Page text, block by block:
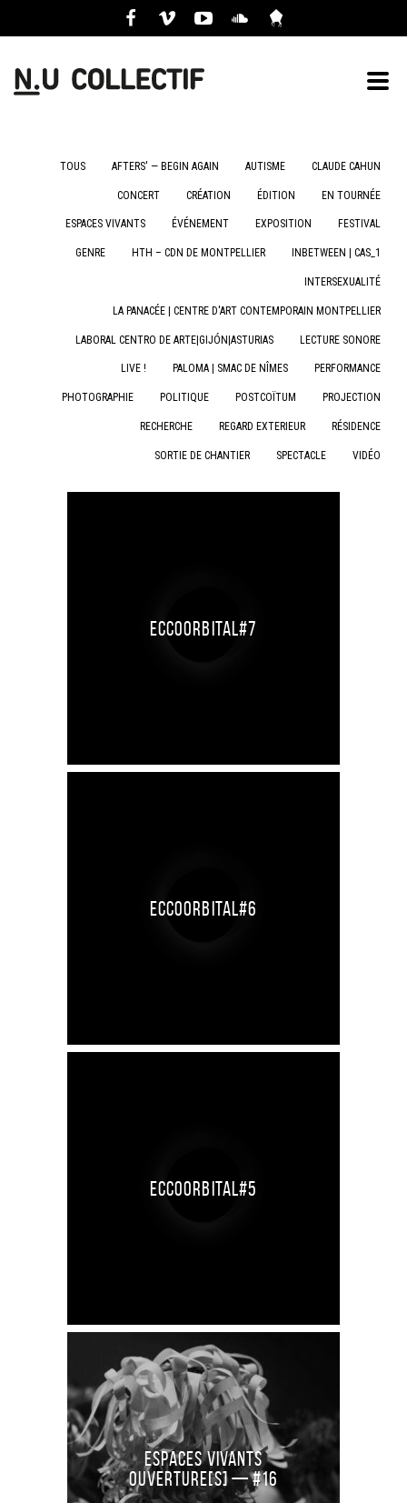
TOUS AFTERS' — BEGIN AGAIN AUTISME CLAUDE CAHUN
CONCERT CRÉATION ÉDITION EN TOURNÉE
ESPACES VIVANTS ÉVÉNEMENT EXPOSITION FESTIVAL
GENRE HTH – CDN DE MONTPELLIER INBETWEEN | CAS_1
INTERSEXUALITÉ
LA PANACÉE | CENTRE D'ART CONTEMPORAIN MONTPELLIER
LABORAL CENTRO DE ARTE|GIJÓN|ASTURIAS LECTURE SONORE
LIVE ! PALOMA | SMAC DE NÎMES PERFORMANCE
PHOTOGRAPHIE POLITIQUE POSTCOÏTUM PROJECTION
RECHERCHE REGARD EXTERIEUR RÉSIDENCE
SORTIE DE CHANTIER SPECTACLE VIDÉO
Eccoorbital#7
Eccoorbital#6
Eccoorbital#5
Espaces Vivants
Ouverture[S] — #16